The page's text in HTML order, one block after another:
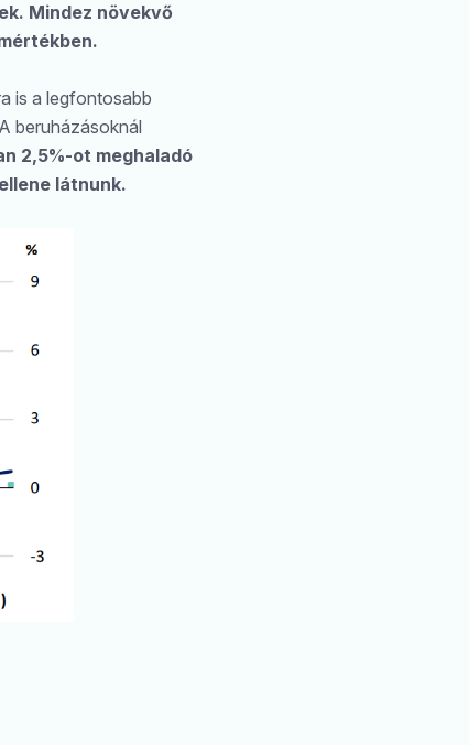
Mindez növekvő
is a legfontosabb
beruházásoknál
2,5%-ot meghaladó
látnunk.